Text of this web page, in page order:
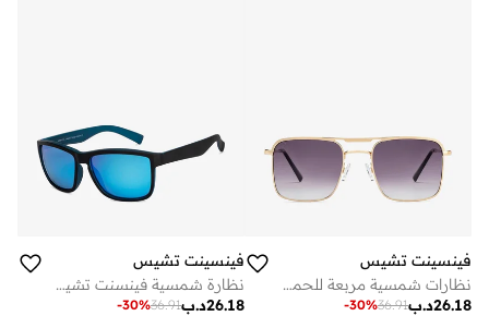
فينسينت تشيس
نظارات شمسية مربعة للحماية من الأشعة فوق البنفسجية للجنسين
د.ب26.18
36.91
-30%
فينسينت تشيس
نظارة شمسية فينسنت تشيس بلاك سكوير للرجال والنساء
د.ب26.18
36.91
-30%